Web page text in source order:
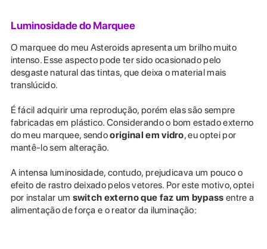
Luminosidade do Marquee
O marquee do meu Asteroids apresenta um brilho muito
intenso. Esse aspecto pode ter sido ocasionado pelo
desgaste natural das tintas, que deixa o material mais
translúcido.
É fácil adquirir uma reprodução, porém elas são sempre
fabricadas em plástico. Considerando o bom estado externo
do meu marquee, sendooriginal em vidro, eu optei por
mantê-lo sem alteração.
A intensa luminosidade, contudo, prejudicava um pouco o
efeito de rastro deixado pelos vetores. Por este motivo, optei
por instalar um switch externo que faz um bypass entre a
alimentação de força e o reator da iluminação: